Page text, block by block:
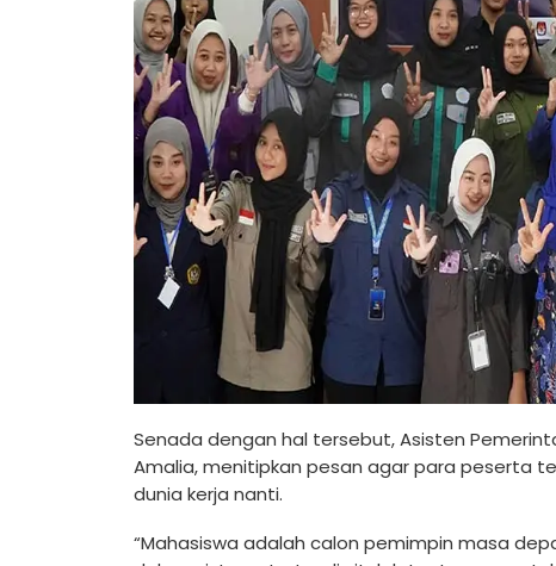
Senada dengan hal tersebut, Asisten
Amalia, menitipkan pesan agar para peserta
dunia kerja nanti.
“Mahasiswa adalah calon pemimpin masa